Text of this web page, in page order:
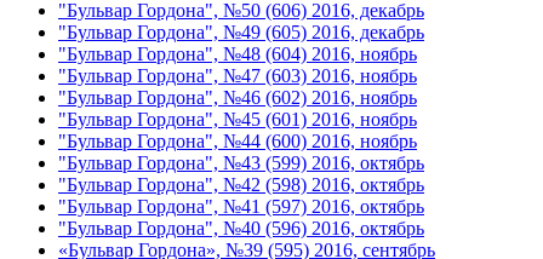
"Бульвар Гордона", №50 (606) 2016, декабрь
"Бульвар Гордона", №49 (605) 2016, декабрь
"Бульвар Гордона", №48 (604) 2016, ноябрь
"Бульвар Гордона", №47 (603) 2016, ноябрь
"Бульвар Гордона", №46 (602) 2016, ноябрь
"Бульвар Гордона", №45 (601) 2016, ноябрь
"Бульвар Гордона", №44 (600) 2016, ноябрь
"Бульвар Гордона", №43 (599) 2016, октябрь
"Бульвар Гордона", №42 (598) 2016, октябрь
"Бульвар Гордона", №41 (597) 2016, октябрь
"Бульвар Гордона", №40 (596) 2016, октябрь
«Бульвар Гордона», №39 (595) 2016, сентябрь